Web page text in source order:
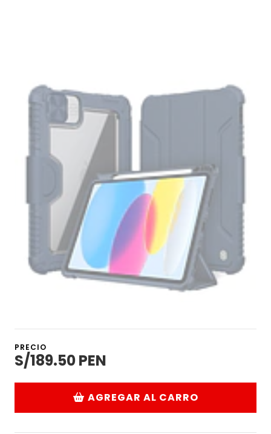
PRECIO
S/189.50 PEN
AGREGAR AL CARRO